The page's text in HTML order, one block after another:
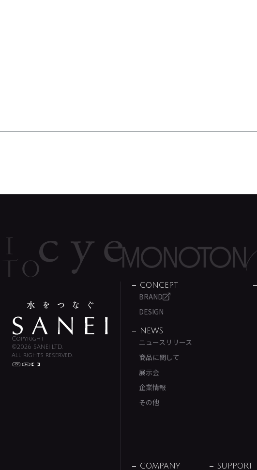
Copyright
©2026 SANEI LTD.
All rights reserved.
CONCEPT
BRAND
DESIGN
NEWS
ニュースリリース
商品に関して
展示会
企業情報
その他
COMPANY SUPPORT